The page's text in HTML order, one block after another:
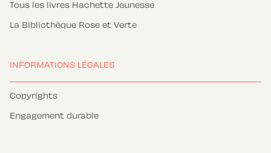
Tous les livres Hachette Jeunesse
La Bibliothèque Rose et Verte
INFORMATIONS LÉGALES
Copyrights
Engagement durable